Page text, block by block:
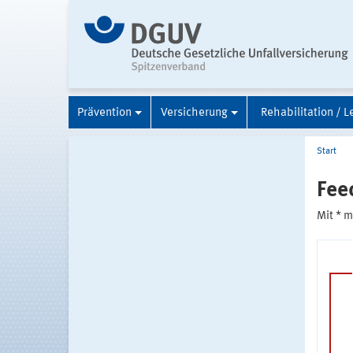
Prävention Versicherung Rehabilitation /
Start
Mit *